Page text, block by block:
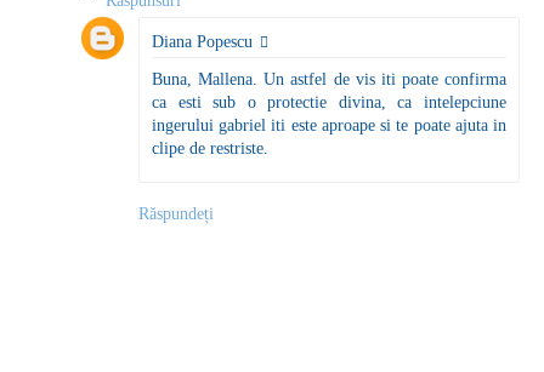
Diana Popescu
Buna, Mallena. Un astfel de vis iti poate confirma
ca esti sub o protectie divina, ca intelepciune
ingerului gabriel iti este aproape si te poate ajuta in
clipe de restriste.
Răspundeți